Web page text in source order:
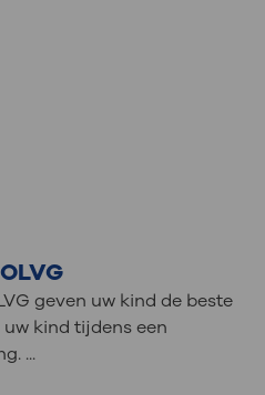
geven uw kind de beste
kind tijdens een
...